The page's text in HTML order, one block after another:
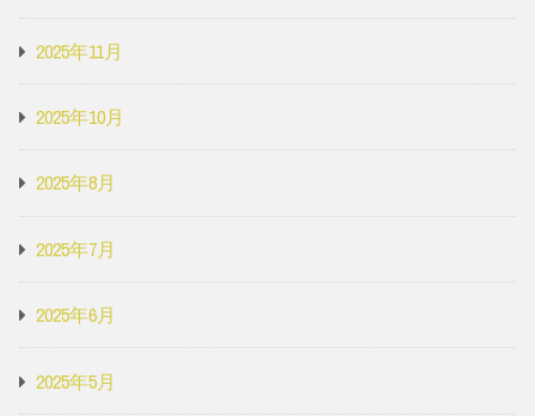
2025年11月
2025年10月
2025年8月
2025年7月
2025年6月
2025年5月